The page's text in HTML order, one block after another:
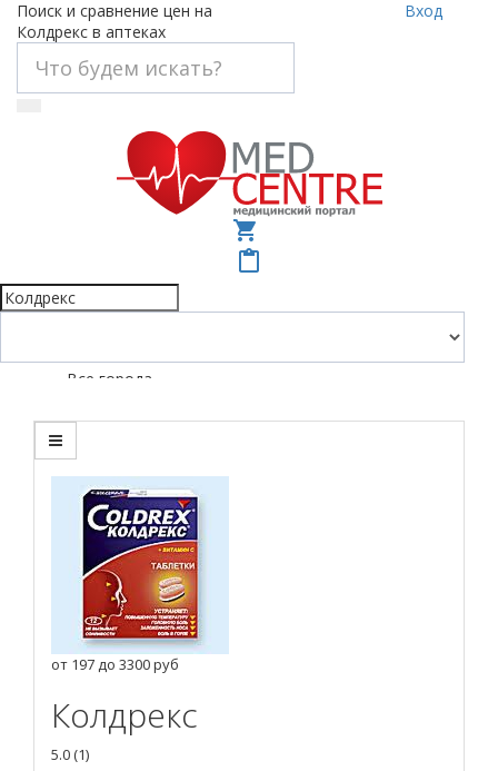
Поиск и сравнение цен на
Колдрекс в аптеках
Вход
shopping_cart
content_paste
Все города
от 197до 3300руб
Колдрекс
5.0(1)